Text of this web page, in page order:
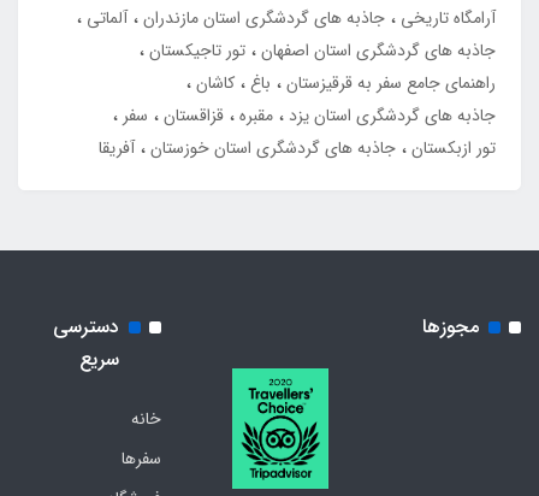
آرامگاه تاریخی
جاذبه های گردشگری استان مازندران آلماتی
جاذبه های گردشگری استان اصفهان تور تاجیکستان
راهنمای جامع سفر به قرقیزستان
باغ کاشان
جاذبه های گردشگری استان یزد
مقبره قزاقستان
سفر
تور ازبکستان جاذبه های گردشگری استان خوزستان آفریقا
مجوزها
دسترسی
سریع
خانه
سفرها